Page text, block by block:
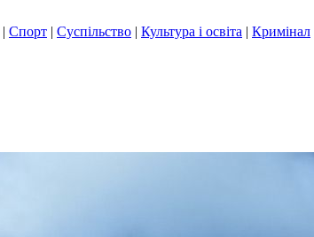
| Спорт | Суспільство | Культура і освіта | Кримінал